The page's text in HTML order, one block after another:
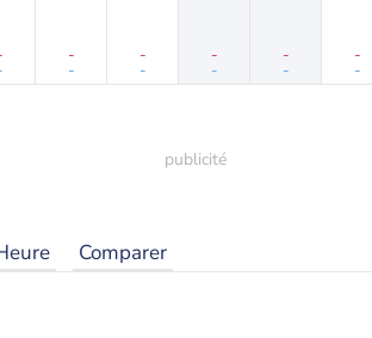
-
-
-
-
-
-
-
-
-
-
Comparer